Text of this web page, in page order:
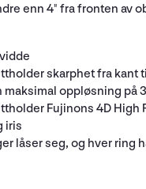
enn 4" fra fronten av
skarphet fra kant
oppløsning på
Fujinons 4D High
iris
låser seg, og hver ring